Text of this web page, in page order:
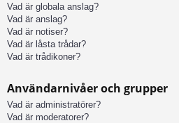
Vad är globala anslag?
Vad är anslag?
Vad är notiser?
Vad är låsta trådar?
Vad är trådikoner?
Användarnivåer och grupper
Vad är administratörer?
Vad är moderatorer?